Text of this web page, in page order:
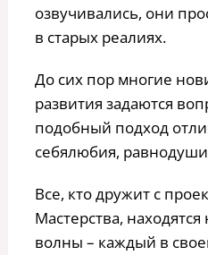
озвучивались, они
в старых реалиях.
До сих пор многие
развития задаются
подобный подход
себялюбия,
Все, кто дружит с
Мастерства,
волны – каждый в